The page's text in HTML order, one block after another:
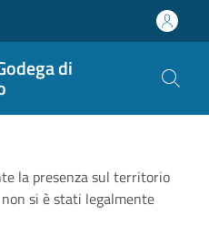
di
la presenza sul territorio
si è stati legalmente